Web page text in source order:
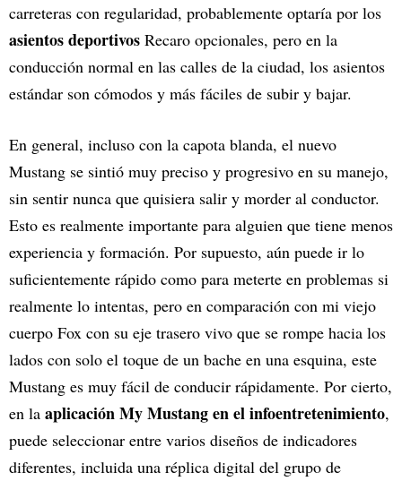
carreteras con regularidad, probablemente optaría por los
asientos deportivos Recaro opcionales, pero en la
conducción normal en las calles de la ciudad, los asientos
estándar son cómodos y más fáciles de subir y bajar.
En general, incluso con la capota blanda, el nuevo
Mustang se sintió muy preciso y progresivo en su manejo,
sin sentir nunca que quisiera salir y morder al conductor.
Esto es realmente importante para alguien que tiene menos
experiencia y formación. Por supuesto, aún puede ir lo
suficientemente rápido como para meterte en problemas si
realmente lo intentas, pero en comparación con mi viejo
cuerpo Fox con su eje trasero vivo que se rompe hacia los
lados con solo el toque de un bache en una esquina, este
Mustang es muy fácil de conducir rápidamente. Por cierto,
en la aplicación My Mustang en el infoentretenimiento,
puede seleccionar entre varios diseños de indicadores
diferentes, incluida una réplica digital del grupo de